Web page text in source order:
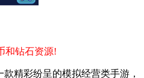
和钻石资源!
款精彩纷呈的模拟经营类手游，